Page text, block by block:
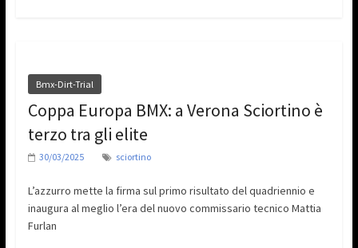
Bmx-Dirt-Trial
Coppa Europa BMX: a Verona Sciortino è
terzo tra gli elite
30/03/2025 sciortino
L’azzurro mette la firma sul primo risultato del quadriennio e
inaugura al meglio l’era del nuovo commissario tecnico Mattia
Furlan